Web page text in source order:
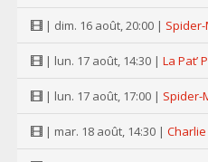
| dim. 16 août, 20:00 |
| lun. 17 août, 14:30 | La Pat’
| lun. 17 août, 17:00 | Spider-
| mar. 18 août, 14:30 |